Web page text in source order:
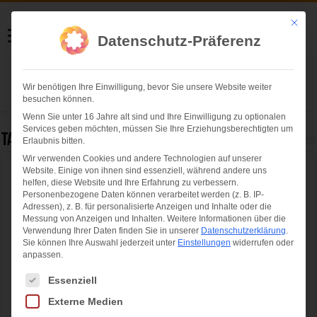
Helmut Swoboda
Fotografie
Herzlich willkommen
Tag Archives:
Feuerwehr Unterhaching feiert 150 jähriges
Jubiläum mit großem Festzug
Mit
Datenschutz-Präferenz
Wir benötigen Ihre Einwilligung, bevor Sie unsere Website weiter
besuchen können.
Wenn Sie unter 16 Jahre alt sind und Ihre Einwilligung zu optionalen
Services geben möchten, müssen Sie Ihre Erziehungsberechtigten um
Erlaubnis bitten.
Wir verwenden Cookies und andere Technologien auf unserer
Website. Einige von ihnen sind essenziell, während andere uns
helfen, diese Website und Ihre Erfahrung zu verbessern.
Personenbezogene Daten können verarbeitet werden (z. B. IP-
Adressen), z. B. für personalisierte Anzeigen und Inhalte oder die
Messung von Anzeigen und Inhalten. Weitere Informationen über die
Verwendung Ihrer Daten finden Sie in unserer Datenschutzerklärung.
Sie können Ihre Auswahl jederzeit unter Einstellungen widerrufen oder
anpassen.
Es folgt eine Liste der Service-Gruppen, für die eine Einwilligung
Essenziell
Externe Medien